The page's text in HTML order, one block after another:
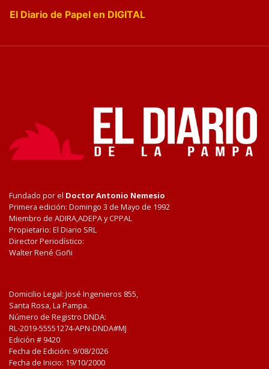
El Diario de Papel en DIGITAL
Fundado por el Doctor Antonio Nemesio
Primera edición: Domingo 3 de Mayo de 1992
Miembro de ADIRA,ADEPA y CPPAL
Propietario: El Diario SRL
Director Periodístico:
Walter René Goñi
Domicilio Legal: José Ingenieros 855,
Santa Rosa, La Pampa.
Número de Registro DNDA:
RL-2019-55551274-APN-DNDA#MJ
Edición # 9420
Fecha de Edición: 9/08/2026
Fecha de Inicio: 19/10/2000